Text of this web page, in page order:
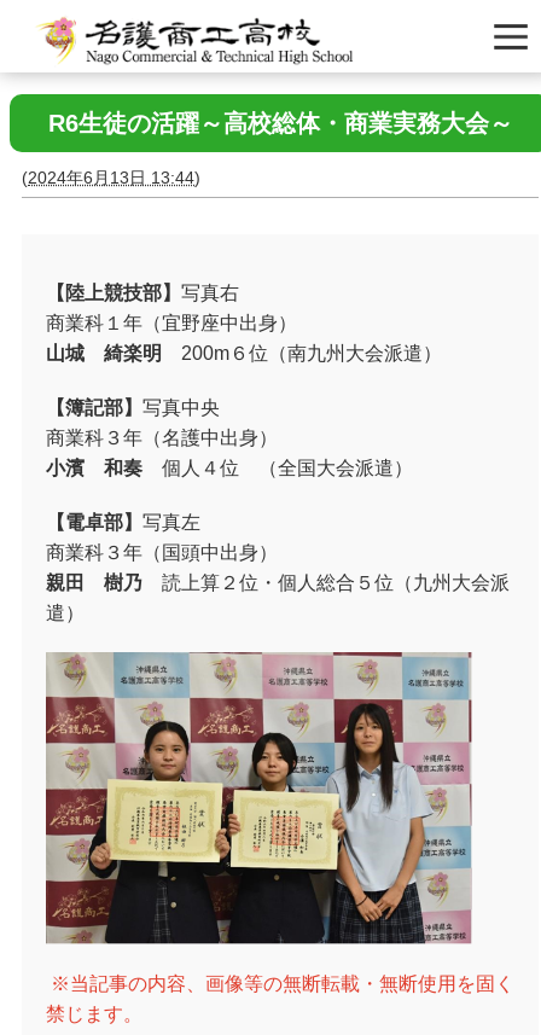
R6生徒の活躍～高校総体・商業実務大会～
(2024年6月13日 13:44)
【陸上競技部】 写真右
商業科１年（宜野座中出身）
山城 綺楽明
200m ６位（南九州大会派遣）
【簿記部】 写真中央
商業科３年（名護中出身）
小濱 和奏 個人４位 （全国大会派遣）
【電卓部】 写真左
商業科３年（国頭中出身）
親田 樹乃 読上算２位・個人総合５位（九州大会派
遣）
※当記事の内容、画像等の無断転載・無断使用を固く
禁じます。